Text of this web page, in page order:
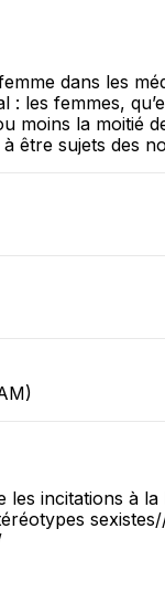
dans les
les femmes,
moins la moitié
être sujets des
incitations à